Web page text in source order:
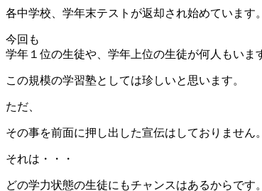
各中学校、学年末テストが返却され始めています。
今回も
学年１位の生徒や、学年上位の生徒が何人もいま
この規模の学習塾としては珍しいと思います。
ただ、
その事を前面に押し出した宣伝はしておりません。
それは・・・
どの学力状態の生徒にもチャンスはあるからです。